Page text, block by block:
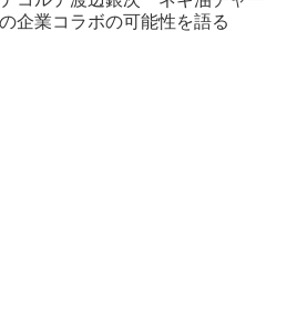
企業コラボの可能性を語る